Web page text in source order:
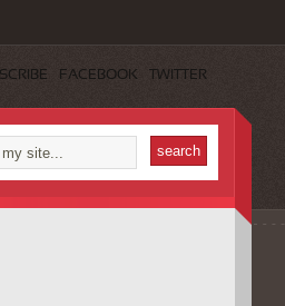
FACEBOOK TWITTER